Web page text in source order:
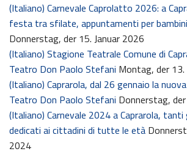
(Italiano) Carnevale Caprolatto 2026: a
festa tra sfilate, appuntamenti per
Donnerstag, der 15. Januar 2026
(Italiano) Stagione Teatrale Comune di
Teatro Don Paolo Stefani Montag, der 13.
(Italiano) Caprarola, dal 26 gennaio la
Teatro Don Paolo Stefani Donnerstag,
(Italiano) Carnevale 2024 a Caprarola,
dedicati ai cittadini di tutte le età
2024